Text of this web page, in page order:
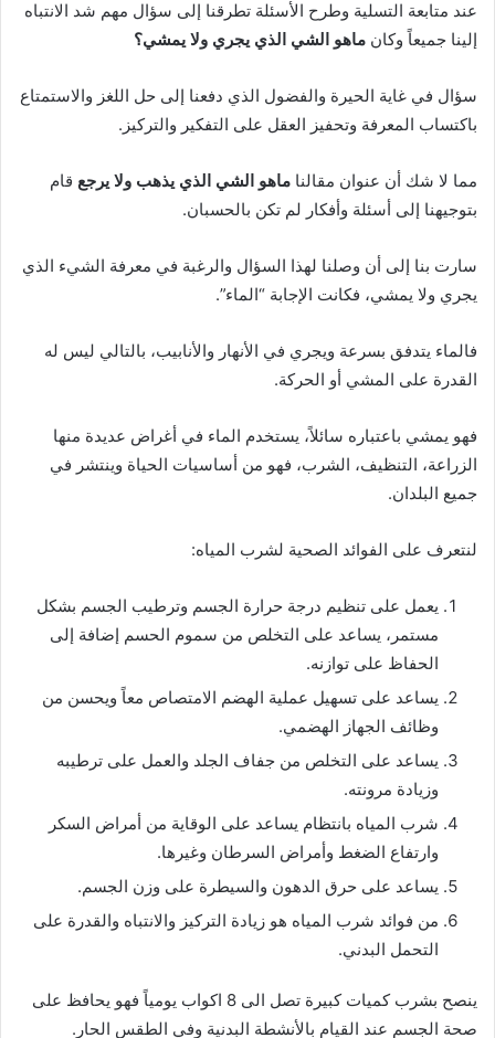
عند متابعة التسلية وطرح الأسئلة تطرقنا إلى سؤال مهم شد الانتباه
إلينا جميعاً وكان ماهو الشي الذي يجري ولا يمشي؟
سؤال في غاية الحيرة والفضول الذي دفعنا إلى حل اللغز والاستمتاع
باكتساب المعرفة وتحفيز العقل على التفكير والتركيز.
مما لا شك أن عنوان مقالنا ماهو الشي الذي يذهب ولا يرجع قام
بتوجيهنا إلى أسئلة وأفكار لم تكن بالحسبان.
سارت بنا إلى أن وصلنا لهذا السؤال والرغبة في معرفة الشيء الذي
يجري ولا يمشي، فكانت الإجابة “الماء”.
فالماء يتدفق بسرعة ويجري في الأنهار والأنابيب، بالتالي ليس له
القدرة على المشي أو الحركة.
فهو يمشي باعتباره سائلاً، يستخدم الماء في أغراض عديدة منها
الزراعة، التنظيف، الشرب، فهو من أساسيات الحياة وينتشر في
جميع البلدان.
لنتعرف على الفوائد الصحية لشرب المياه:
يعمل على تنظيم درجة حرارة الجسم وترطيب الجسم بشكل
مستمر، يساعد على التخلص من سموم الحسم إضافة إلى
الحفاظ على توازنه.
يساعد على تسهيل عملية الهضم الامتصاص معاً ويحسن من
وظائف الجهاز الهضمي.
يساعد على التخلص من جفاف الجلد والعمل على ترطيبه
وزيادة مرونته.
شرب المياه بانتظام يساعد على الوقاية من أمراض السكر
وارتفاع الضغط وأمراض السرطان وغيرها.
يساعد على حرق الدهون والسيطرة على وزن الجسم.
من فوائد شرب المياه هو زيادة التركيز والانتباه والقدرة على
التحمل البدني.
ينصح بشرب كميات كبيرة تصل الى 8 اكواب يومياً فهو يحافظ على
صحة الجسم عند القيام بالأنشطة البدنية وفي الطقس الحار.